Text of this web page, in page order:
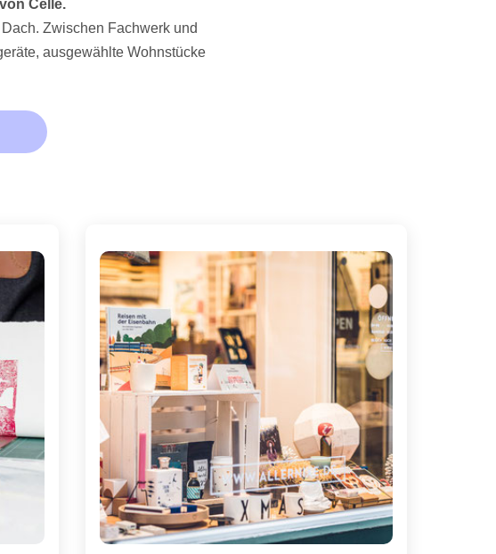
Celle.
Zwischen Fachwerk und
ausgewählte Wohnstücke